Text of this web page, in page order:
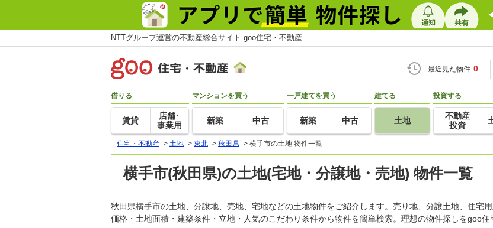
NTTグループ運営の不動産総合サイト goo住宅・不動産
最近見た物件 0
借りる
賃貸
店舗･
事業用
マンションを買う
新築 中古
一戸建てを買う
新築 中古
建てる
土地
投資する
不動産
投資
住宅・不動産 > 土地 > 東北 > 秋田県 > 横手市の土地 物件一覧
横手市(秋田県)の土地(宅地・分譲地・売地) 物件一覧
秋田県横手市の土地、分譲地、売地、宅地などの土地物件をご紹介します。売り地、分譲土地、住宅
価格・土地面積・建築条件・立地・人気のこだわり条件から物件を簡単検索。理想の物件探しをgoo住